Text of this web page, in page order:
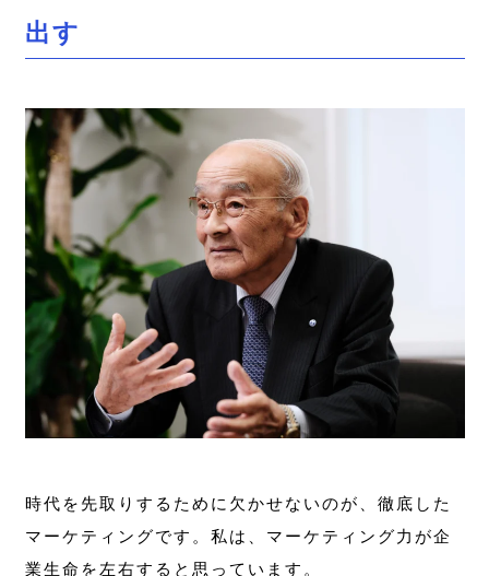
出す
時代を先取りするために欠かせないのが、徹底した
マーケティングです。私は、マーケティング力が企
業生命を左右すると思っています。